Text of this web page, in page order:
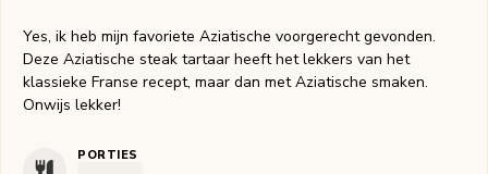
Yes, ik heb mijn favoriete Aziatische voorgerecht gevonden.
Deze Aziatische steak tartaar heeft het lekkers van het
klassieke Franse recept, maar dan met Aziatische smaken.
Onwijs lekker!
PORTIES